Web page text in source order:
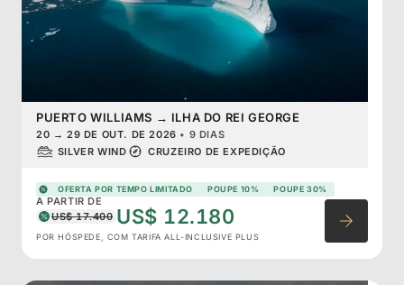
PUERTO WILLIAMS → ILHA DO REI GEORGE
20 → 29 DE OUT. DE 2026 • 9 DIAS
SILVER WIND
CRUZEIRO DE EXPEDIÇÃO
OFERTA POR TEMPO LIMITADO POUPE 10% POUPE 30%
A PARTIR DE
US$ 17.400 US$ 12.180
POR HÓSPEDE, COM TARIFA ALL-INCLUSIVE PLUS